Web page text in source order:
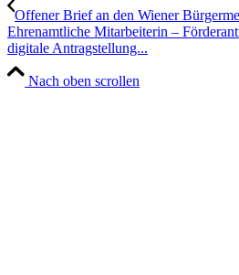
Offener Brief an den Wiener
Ehrenamtliche Mitarbeiterin –
digitale Antragstellung...
Nach oben scrollen